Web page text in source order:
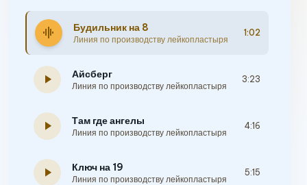
graphic_eq Будильник на 8
Линия по производству лейкопластыря
1:02
play_arrow Айсберг
Линия по производству лейкопластыря
3:23
play_arrow Там где ангелы
Линия по производству лейкопластыря
4:16
play_arrow Ключ на 19
Линия по производству лейкопластыря
5:15